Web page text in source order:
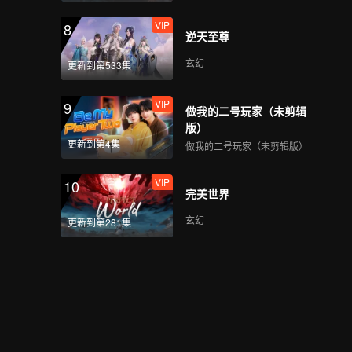
8
更新到第533集
VIP
逆天至尊
玄幻
9
更新到第4集
VIP
做我的二号玩家（未剪辑
版）
做我的二号玩家（未剪辑版）
10
更新到第281集
VIP
完美世界
玄幻